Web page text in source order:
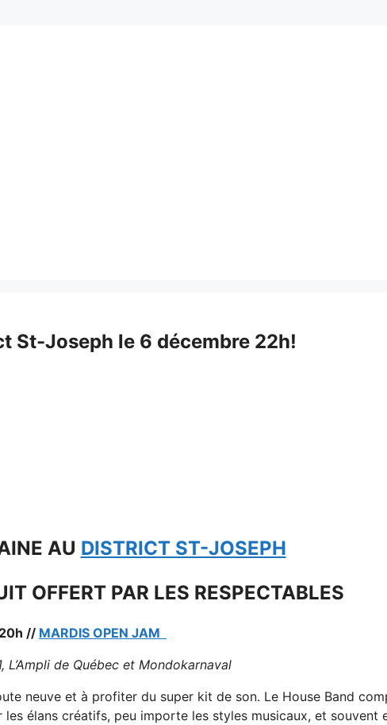
St-Joseph le 6 décembre 22h!
AU DISTRICT ST-JOSEPH
OFFERT PAR LES RESPECTABLES
// MARDIS OPEN JAM
L’Ampli de Québec et Mondokarnaval
neuve et à profiter du super kit de son. Le House Band
élans créatifs, peu importe les styles musicaux, et souvent